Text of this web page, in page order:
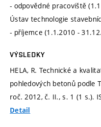
- odpovědné pracoviště
Ústav technologie
- příjemce (1.1.2010 -
VÝSLEDKY
HELA, R. Technické a
pohledových betonů podle
roč. 2012, č. II.,s. 1 (1 s.).
Detail